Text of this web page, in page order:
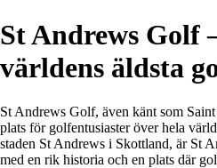
St Andrews Golf
världens äldsta
St Andrews Golf, även känt som
plats för golfentusiaster över hela
staden St Andrews i Skottland, är St
med en rik historia och en plats där